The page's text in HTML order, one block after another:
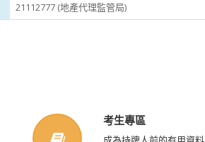
21112777 (地產代理監管局)
考生專區